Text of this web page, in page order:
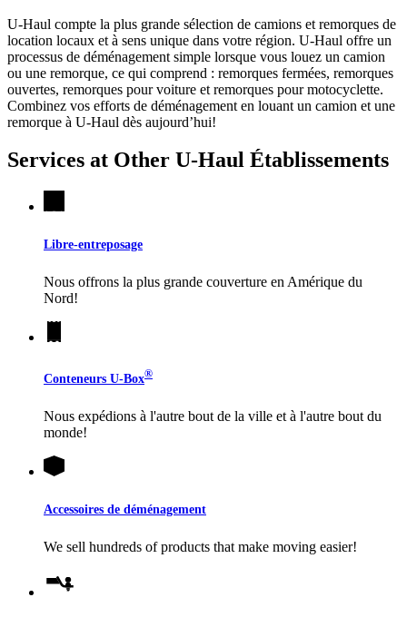
U-Haul compte la plus grande sélection de camions et remorques de
location locaux et à sens unique dans votre région. U-Haul offre un
processus de déménagement simple lorsque vous louez un camion
ou une remorque, ce qui comprend : remorques fermées, remorques
ouvertes, remorques pour voiture et remorques pour motocyclette.
Combinez vos efforts de déménagement en louant un camion et une
remorque à U-Haul dès aujourd’hui!
Services at Other U-Haul Établissements
Libre-entreposage
Nous offrons la plus grande couverture en Amérique du
Nord!
Conteneurs U-Box®
Nous expédions à l'autre bout de la ville et à l'autre bout du
monde!
Accessoires de déménagement
We sell hundreds of products that make moving easier!